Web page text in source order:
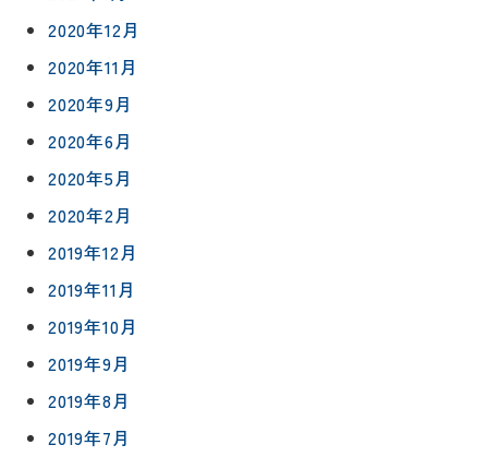
2020年12月
2020年11月
2020年9月
2020年6月
2020年5月
2020年2月
2019年12月
2019年11月
2019年10月
2019年9月
2019年8月
2019年7月